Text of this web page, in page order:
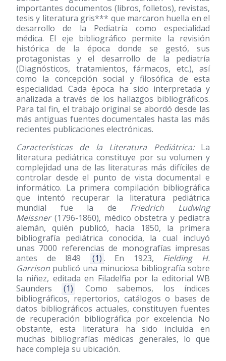
importantes documentos (libros, folletos), revistas,
tesis y literatura gris*** que marcaron huella en el
desarrollo de la Pediatría como especialidad
médica. El eje bibliográfico permite la revisión
histórica de la época donde se gestó, sus
protagonistas y el desarrollo de la pediatría
(Diagnósticos, tratamientos, fármacos, etc.), así
como la concepción social y filosófica de esta
especialidad. Cada época ha sido interpretada y
analizada a través de los hallazgos bibliográficos.
Para tal fin, el trabajo original se abordó desde las
más antiguas fuentes documentales hasta las más
recientes publicaciones electrónicas.
Características de la Literatura Pediátrica:La
literatura pediátrica constituye por su volumen y
complejidad una de las literaturas más difíciles de
controlar desde el punto de vista documental e
informático. La primera compilación bibliográfica
que intentó recuperar la literatura pediátrica
mundial fue la de Friedrich Ludwing
Meissner (1796-1860), médico obstetra y pediatra
alemán, quién publicó, hacia 1850, la primera
bibliografía pediátrica conocida, la cual incluyó
unas 7000 referencias de monografías impresas
antes de l849
(1) . En 1923, Fielding H.
Garrison publicó una minuciosa bibliografía sobre
la niñez, editada en Filadelfia por la editorial WB
Saunders
(1)
Como sabemos, los índices
bibliográficos, repertorios, catálogos o bases de
datos bibliográficos actuales, constituyen fuentes
de recuperación bibliográfica por excelencia. No
obstante, esta literatura ha sido incluida en
muchas bibliografías médicas generales, lo que
hace compleja su ubicación.